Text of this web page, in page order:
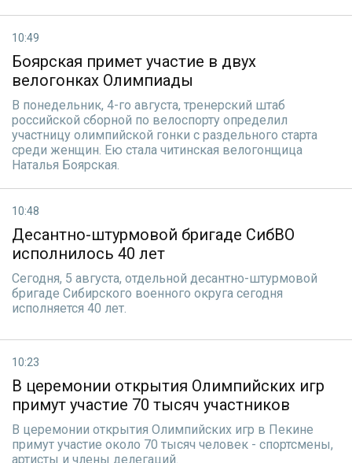
10:49
Боярская примет участие в двух
велогонках Олимпиады
В понедельник, 4-го августа, тренерский штаб
российской сборной по велоспорту определил
участницу олимпийской гонки с раздельного старта
среди женщин. Ею стала читинская велогонщица
Наталья Боярская.
10:48
Десантно-штурмовой бригаде СибВО
исполнилось 40 лет
Сегодня, 5 августа, отдельной десантно-штурмовой
бригаде Сибирского военного округа сегодня
исполняется 40 лет.
10:23
В церемонии открытия Олимпийских игр
примут участие 70 тысяч участников
В церемонии открытия Олимпийских игр в Пекине
примут участие около 70 тысяч человек - спортсмены,
артисты и члены делегаций.